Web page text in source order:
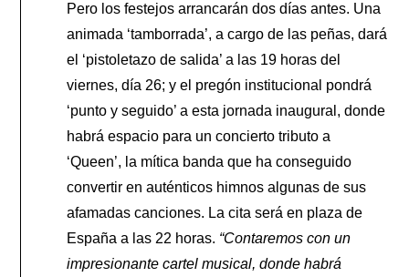
Pero los festejos arrancarán dos días antes. Una
animada ‘tamborrada’, a cargo de las peñas, dará
el ‘pistoletazo de salida’ a las 19 horas del
viernes, día 26; y el pregón institucional pondrá
‘punto y seguido’ a esta jornada inaugural, donde
habrá espacio para un concierto tributo a
‘Queen’, la mítica banda que ha conseguido
convertir en auténticos himnos algunas de sus
afamadas canciones. La cita será en plaza de
España a las 22 horas. “Contaremos con un
impresionante cartel musical, donde habrá